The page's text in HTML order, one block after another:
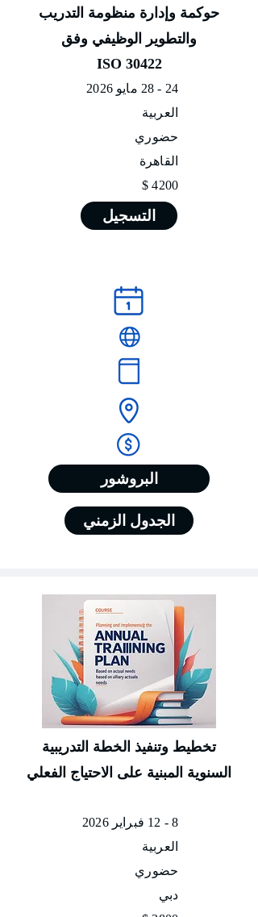
حوكمة وإدارة منظومة التدريب
والتطوير الوظيفي وفق
ISO 30422
24 - 28 مايو 2026
العربية
حضوري
القاهرة
4200 $
التسجيل
البروشور
الجدول الزمني
تخطيط وتنفيذ الخطة التدريبية
السنوية المبنية على الاحتياج الفعلي
8 - 12 فبراير 2026
العربية
حضوري
دبي